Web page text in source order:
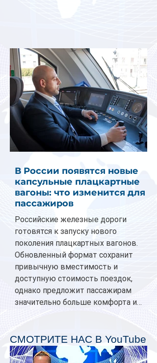
В России появятся новые
капсульные плацкартные
вагоны: что изменится для
пассажиров
Российские железные дороги
готовятся к запуску нового
поколения плацкартных вагонов.
Обновленный формат сохранит
привычную вместимость и
доступную стоимость поездок,
однако предложит пассажирам
значительно больше комфорта и
планируется начать в 2027 году.
Одним из главных нововведений
СМОТРИТЕ НАС В YouTube